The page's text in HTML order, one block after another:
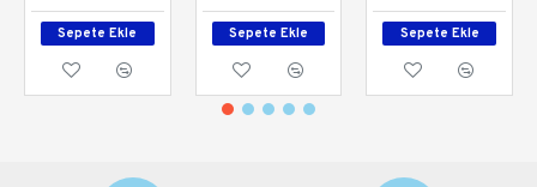
Sepete Ekle Sepete Ekle Sepete Ekle